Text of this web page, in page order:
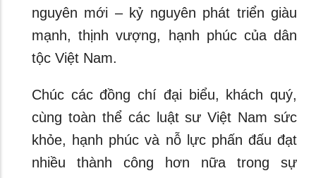
nguyên mới – kỷ nguyên phát triển giàu
mạnh, thịnh vượng, hạnh phúc của dân
tộc Việt Nam.
Chúc các đồng chí đại biểu, khách quý,
cùng toàn thể các luật sư Việt Nam sức
khỏe, hạnh phúc và nỗ lực phấn đấu đạt
nhiều thành công hơn nữa trong sự